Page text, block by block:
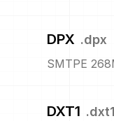
DPX .dpx
SMTPE
DXT1 .dxt1